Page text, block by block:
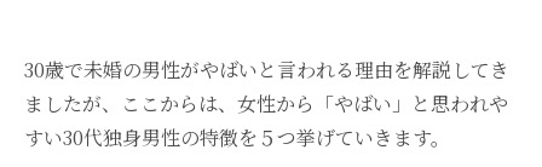
30歳で未婚の男性がやばいと言われる理由を解説してき
ましたが、ここからは、女性から「やばい」と思われや
すい30代独身男性の特徴を５つ挙げていきます。